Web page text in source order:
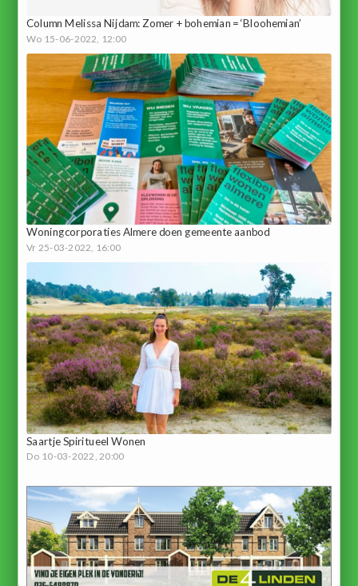
Column Melissa Nijdam: Zomer + bohemian = ‘Bloohemian’
Wo 15-06-2022, 12:00
Woningcorporaties Almere doen gemeente aanbod
Vr 25-03-2022, 16:00
Saartje Spiritueel Wonen
Do 10-03-2022, 20:00